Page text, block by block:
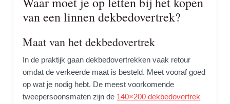
van een linnen dekbedovertrek?
Maat van het dekbedovertrek
In de praktijk gaan dekbedovertrekken vaak retour
omdat de verkeerde maat is besteld. Meet vooraf goed
op wat je nodig hebt. De meest voorkomende
tweepersoonsmaten zijn de 140×200 dekbedovertrek